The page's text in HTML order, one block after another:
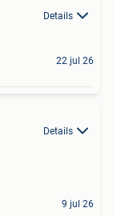
Details
22 jul 26
Details
9 jul 26